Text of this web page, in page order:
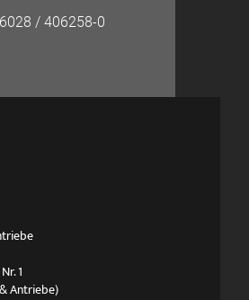
/ 406258-0
1
Antriebe)